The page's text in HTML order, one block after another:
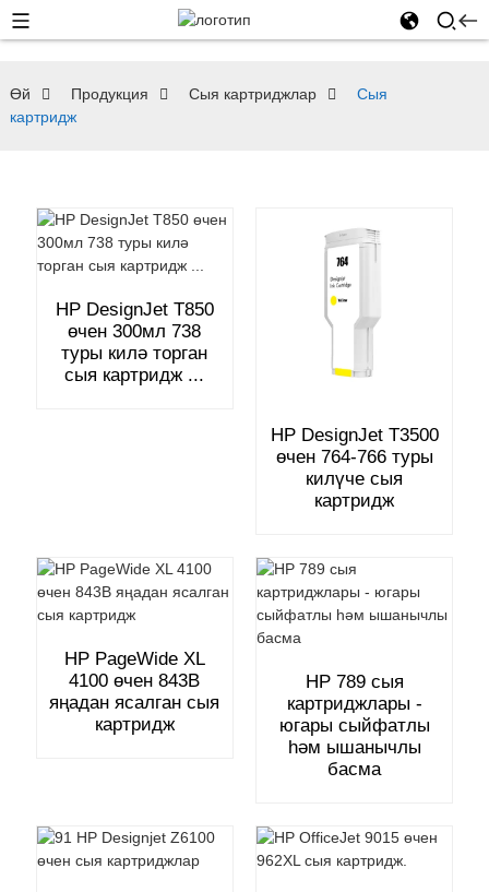
Өй Продукция Сыя картриджлар
Сыя
картридж
HP DesignJet T850
өчен 300мл 738
туры килә торган
сыя картридж ...
HP DesignJet T3500
өчен 764-766 туры
килүче сыя
картридж
HP PageWide XL
4100 өчен 843B
яңадан ясалган сыя
картридж
HP 789 сыя
картриджлары -
югары сыйфатлы
һәм ышанычлы
басма